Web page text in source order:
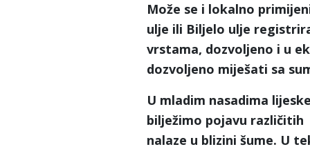
Može se i lokalno
ulje ili Biljelo ulje
vrstama, dozvoljeno i u
dozvoljeno miješati sa
U mladim nasadima
bilježimo pojavu
nalaze u blizini šume. U